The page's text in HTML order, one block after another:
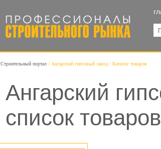
Строительный портал Ангарский гипсовый завод Каталог товаров
Ангарский
список товаров